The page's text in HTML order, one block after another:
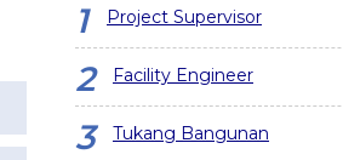
Project Supervisor
Facility Engineer
Tukang Bangunan